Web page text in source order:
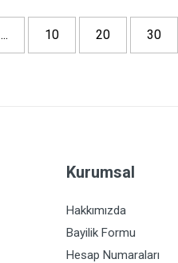
... 10 20 30
Kurumsal
Hakkımızda
Bayilik Formu
Hesap Numaraları